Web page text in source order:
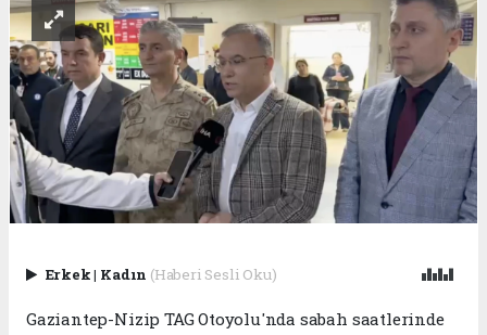
Erkek| Kadın (Haberi Sesli Oku)
Gaziantep-Nizip TAG Otoyolu'nda sabah saatlerinde